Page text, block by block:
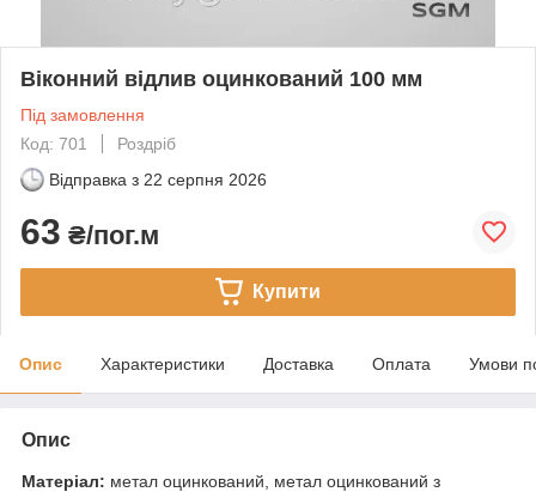
Віконний відлив оцинкований 100 мм
Під замовлення
Код: 701
Роздріб
Відправка з 22 серпня 2026
63 ₴/пог.м
Купити
Опис Характеристики Доставка Оплата Умови
Опис
Матеріал: метал оцинкований, метал оцинкований з